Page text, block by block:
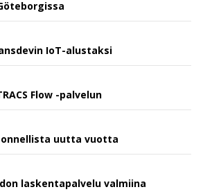
IoT-alustaksi
Flow -palvelun
onnellista uutta vuotta
laskentapalvelu valmiina